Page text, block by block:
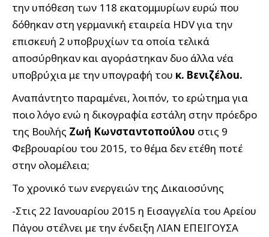
την υπόθεση των 118 εκατομμυρίων ευρώ που
δόθηκαν στη γερμανική εταιρεία HDV για την
επισκευή 2 υποβρυχίων τα οποία τελικά
αποσύρθηκαν και αγοράστηκαν δυο άλλα νέα
υποβρύχια με την υπογραφή του κ. Βενιζέλοu.
Αναπάντητο παραμένει, λοιπόν, το ερώτημα για
ποιο λόγο ενώ η δικογραφία εστάλη στην πρόεδρο
της Βουλής Ζωή Κωνσταντοπούλου στις 9
Φεβρουαρίου του 2015, το θέμα δεν ετέθη ποτέ
στην ολομέλεια;
Το χρονικό των ενεργειών της Δικαιοσύνης
-Στις 22 Ιανουαρίου 2015 η Εισαγγελία του Αρείου
Πάγου στέλνει με την ένδειξη ΛΙΑΝ ΕΠΕΙΓΟΥΣΑ